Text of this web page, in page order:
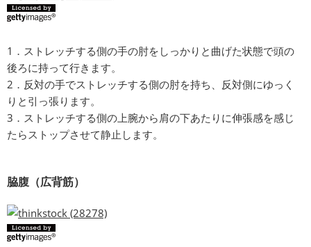
1．ストレッチする側の手の肘をしっかりと曲げた状態で頭の
後ろに持って行きます。
2．反対の手でストレッチする側の肘を持ち、反対側にゆっく
りと引っ張ります。
3．ストレッチする側の上腕から肩の下あたりに伸張感を感じ
たらストップさせて静止します。
脇腹（広背筋）